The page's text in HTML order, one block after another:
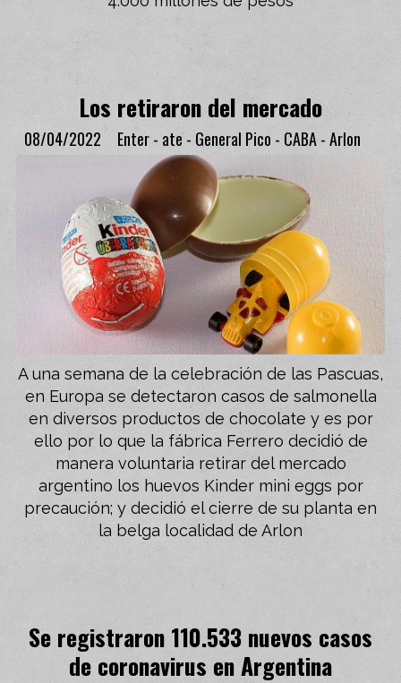
Los retiraron del mercado
Enter - ate - General Pico - CABA - Arlon
08/04/2022
A una semana de la celebración de las Pascuas,
en Europa se detectaron casos de salmonella
en diversos productos de chocolate y es por
ello por lo que la fábrica Ferrero decidió de
manera voluntaria retirar del mercado
argentino los huevos Kinder mini eggs por
precaución; y decidió el cierre de su planta en
la belga localidad de Arlon
Se registraron 110.533 nuevos casos
de coronavirus en Argentina